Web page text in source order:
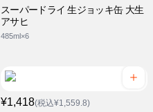
スーパードライ 生ジョッキ缶 大生
アサヒ
485ml×6
¥1,418(税込¥1,559.8)